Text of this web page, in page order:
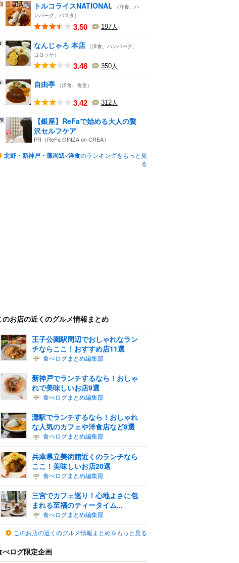
トルコライスNATIONAL （洋食、ハ
ンバーグ、パスタ）
3.50 197人
なんじゃろ 本店 （洋食、ハンバーグ、
コロッケ）
3.48 350人
自由亭 （洋食、食堂）
3.42 312人
【銀座】ReFaで始める大人の贅
沢セルフケア
PR（ReFa GINZA on CREA）
北野・新神戸・灘周辺×洋食のランキングをもっと見
る
のお店の近くのグルメ情報まとめ
王子公園駅周辺でおしゃれなラン
チならここ！おすすめ店11選
食べログまとめ編集部
新神戸でランチするなら！おしゃ
れで美味しいお店9選
食べログまとめ編集部
灘駅でランチするなら！おしゃれ
な人気のカフェや洋食店など8選
食べログまとめ編集部
兵庫県立美術館近くのランチなら
ここ！美味しいお店20選
食べログまとめ編集部
三宮でカフェ巡り！心地よさに包
まれる至福のティータイム...
食べログまとめ編集部
このお店の近くのグルメ情報まとめをもっと見る
べログ限定企画